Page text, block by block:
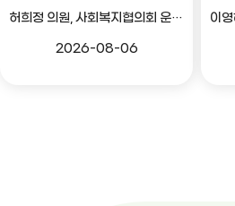
허희정 의원, 사회복지협의회 운영 관련 간담회
2026-08-06